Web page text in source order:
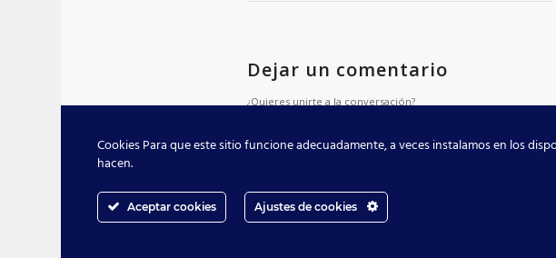
Dejar un comentario
¿Quieres unirte a la conversación?
Lo siento, debes estarconectado para publicar un
Cookies Para que este sitio funcione adecuadamente, a veces instalamos en los
hacen.
Aceptar cookies Ajustes de cookies